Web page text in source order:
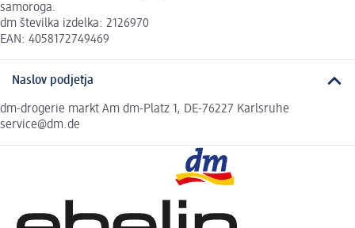
samoroga.
dm številka izdelka: 2126970
EAN: 4058172749469
Naslov podjetja
dm-drogerie markt Am dm-Platz 1, DE-76227 Karlsruhe
service@dm.de